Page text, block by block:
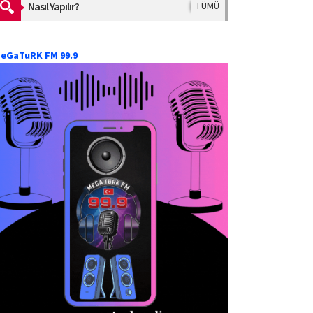
Nasıl Yapılır? TÜMÜ
FM 99.9